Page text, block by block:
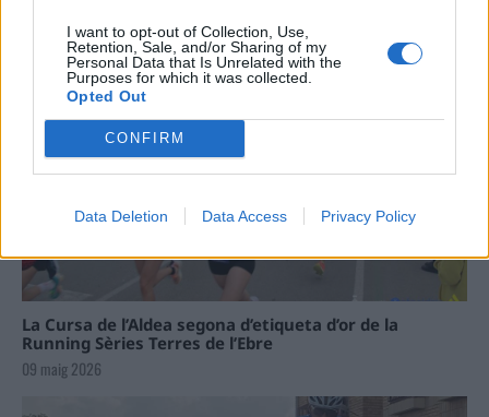
I want to opt-out of Collection, Use,
Retention, Sale, and/or Sharing of my
Personal Data that Is Unrelated with the
Purposes for which it was collected.
Opted Out
CONFIRM
Data Deletion Data Access Privacy Policy
La Cursa de l’Aldea segona d’etiqueta d’or de la
Running Sèries Terres de l’Ebre
09 maig 2026